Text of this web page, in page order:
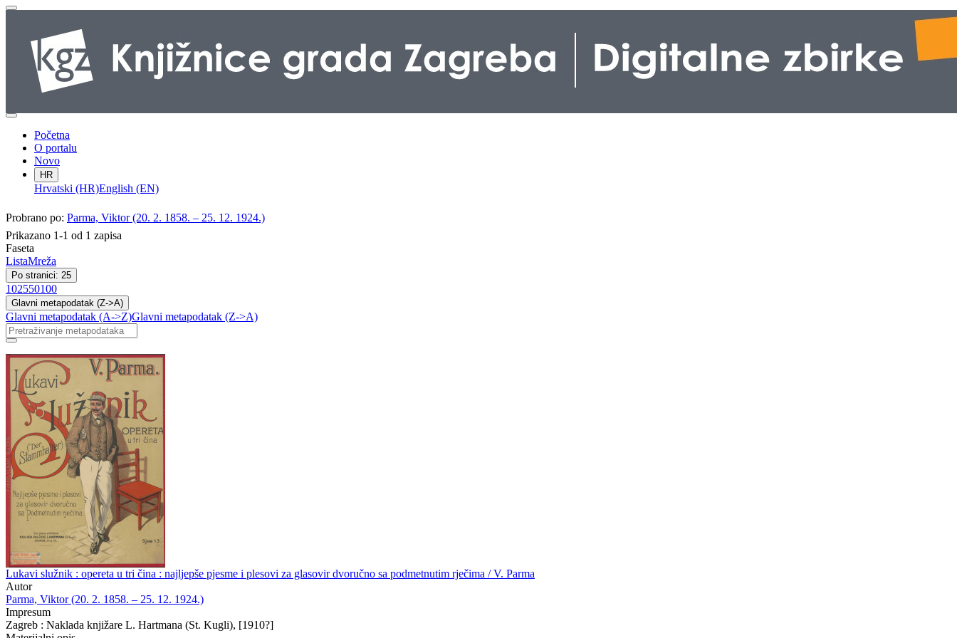
Početna
O portalu
Novo
HR
Hrvatski (HR)English (EN)
Probrano po: Parma, Viktor (20. 2. 1858. – 25. 12. 1924.)
Prikazano 1-1 od 1 zapisa
Faseta
ListaMreža
Po stranici: 25
102550100
Glavni metapodatak (Z->A)
Glavni metapodatak (A->Z)Glavni metapodatak (Z->A)
Lukavi služnik : opereta u tri čina : najljepše pjesme i plesovi za glasovir dvoručno sa podmetnutim rječima / V. Parma
Autor
Parma, Viktor (20. 2. 1858. – 25. 12. 1924.)
Impresum
Zagreb : Naklada knjižare L. Hartmana (St. Kugli), [1910?]